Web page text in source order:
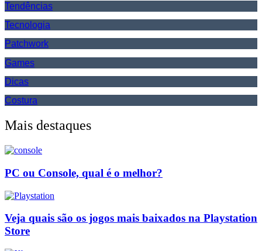
Tendências
Tecnologia
Patchwork
Games
Dicas
Costura
Mais destaques
PC ou Console, qual é o melhor?
Veja quais são os jogos mais baixados na Playstation
Store